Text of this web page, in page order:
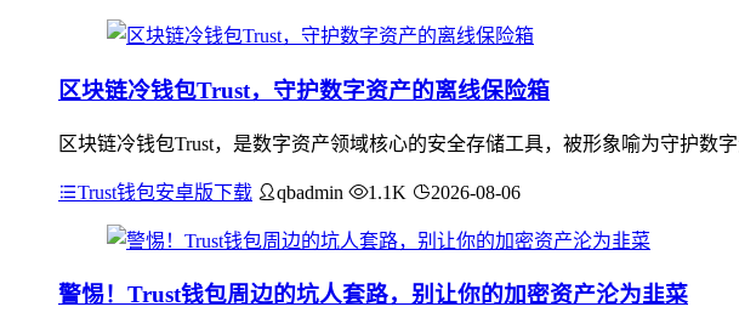
区块链冷钱包Trust，守护数字资产的离线保险箱
区块链冷钱包Trust，是数字资产领域核心的安全存储工具，被形象喻为守护
Trust钱包安卓版下载 qbadmin 1.1K 2026-08-06
警惕！Trust钱包周边的坑人套路，别让你的加密资产沦为韭菜